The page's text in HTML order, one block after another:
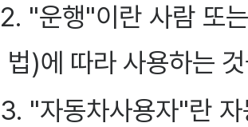
2. "운행"이란 사람 또
법)에 따라 사용하는
3. "자동차사용자"란